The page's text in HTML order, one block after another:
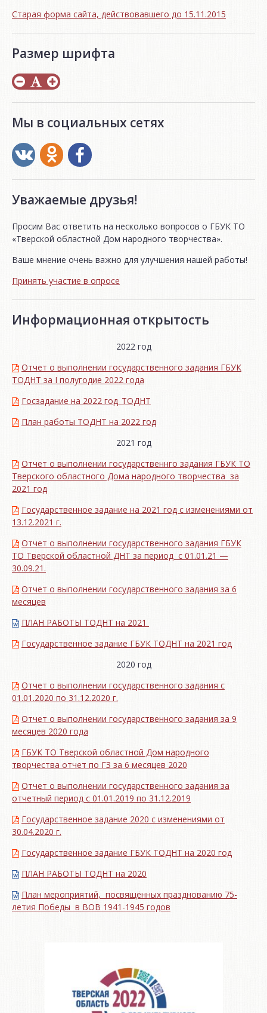
Старая форма сайта, действовавшего до 15.11.2015
Размер шрифта
Мы в социальных сетях
Уважаемые друзья!
Просим Вас ответить на несколько вопросов о ГБУК ТО
«Тверской областной Дом народного творчества».
Ваше мнение очень важно для улучшения нашей работы!
Принять участие в опросе
Информационная открытость
2022 год
Отчет о выполнении государственного задания ГБУК
ТОДНТ за I полугодие 2022 года
Госзадание на 2022 год_ТОДНТ
План работы ТОДНТ на 2022 год
2021 год
Отчет о выполнении государственнго задания ГБУК ТО
Тверского областного Дома народного творчества за
2021 год
Государственное задание на 2021 год с изменениями от
13.12.2021 г.
Отчет о выполнении государственного задания ГБУК
ТО Тверской областной ДНТ за период с 01.01.21 —
30.09.21.
Отчет о выполнении государственного задания за 6
месяцев
ПЛАН РАБОТЫ ТОДНТ на 2021
Государственное задание ГБУК ТОДНТ на 2021 год
2020 год
Отчет о выполнении государственного задания с
01.01.2020 по 31.12.2020 г.
Отчет о выполнении государственного задания за 9
месяцев 2020 года
ГБУК ТО Тверской областной Дом народного
творчества отчет по ГЗ за 6 месяцев 2020
Отчет о выполнении государственного задания за
отчетный период с 01.01.2019 по 31.12.2019
Государственное задание 2020 с изменениями от
30.04.2020 г.
Государственное задание ГБУК ТОДНТ на 2020 год
ПЛАН РАБОТЫ ТОДНТ на 2020
План мероприятий, посвящённых празднованию 75-
летия Победы в ВОВ 1941-1945 годов